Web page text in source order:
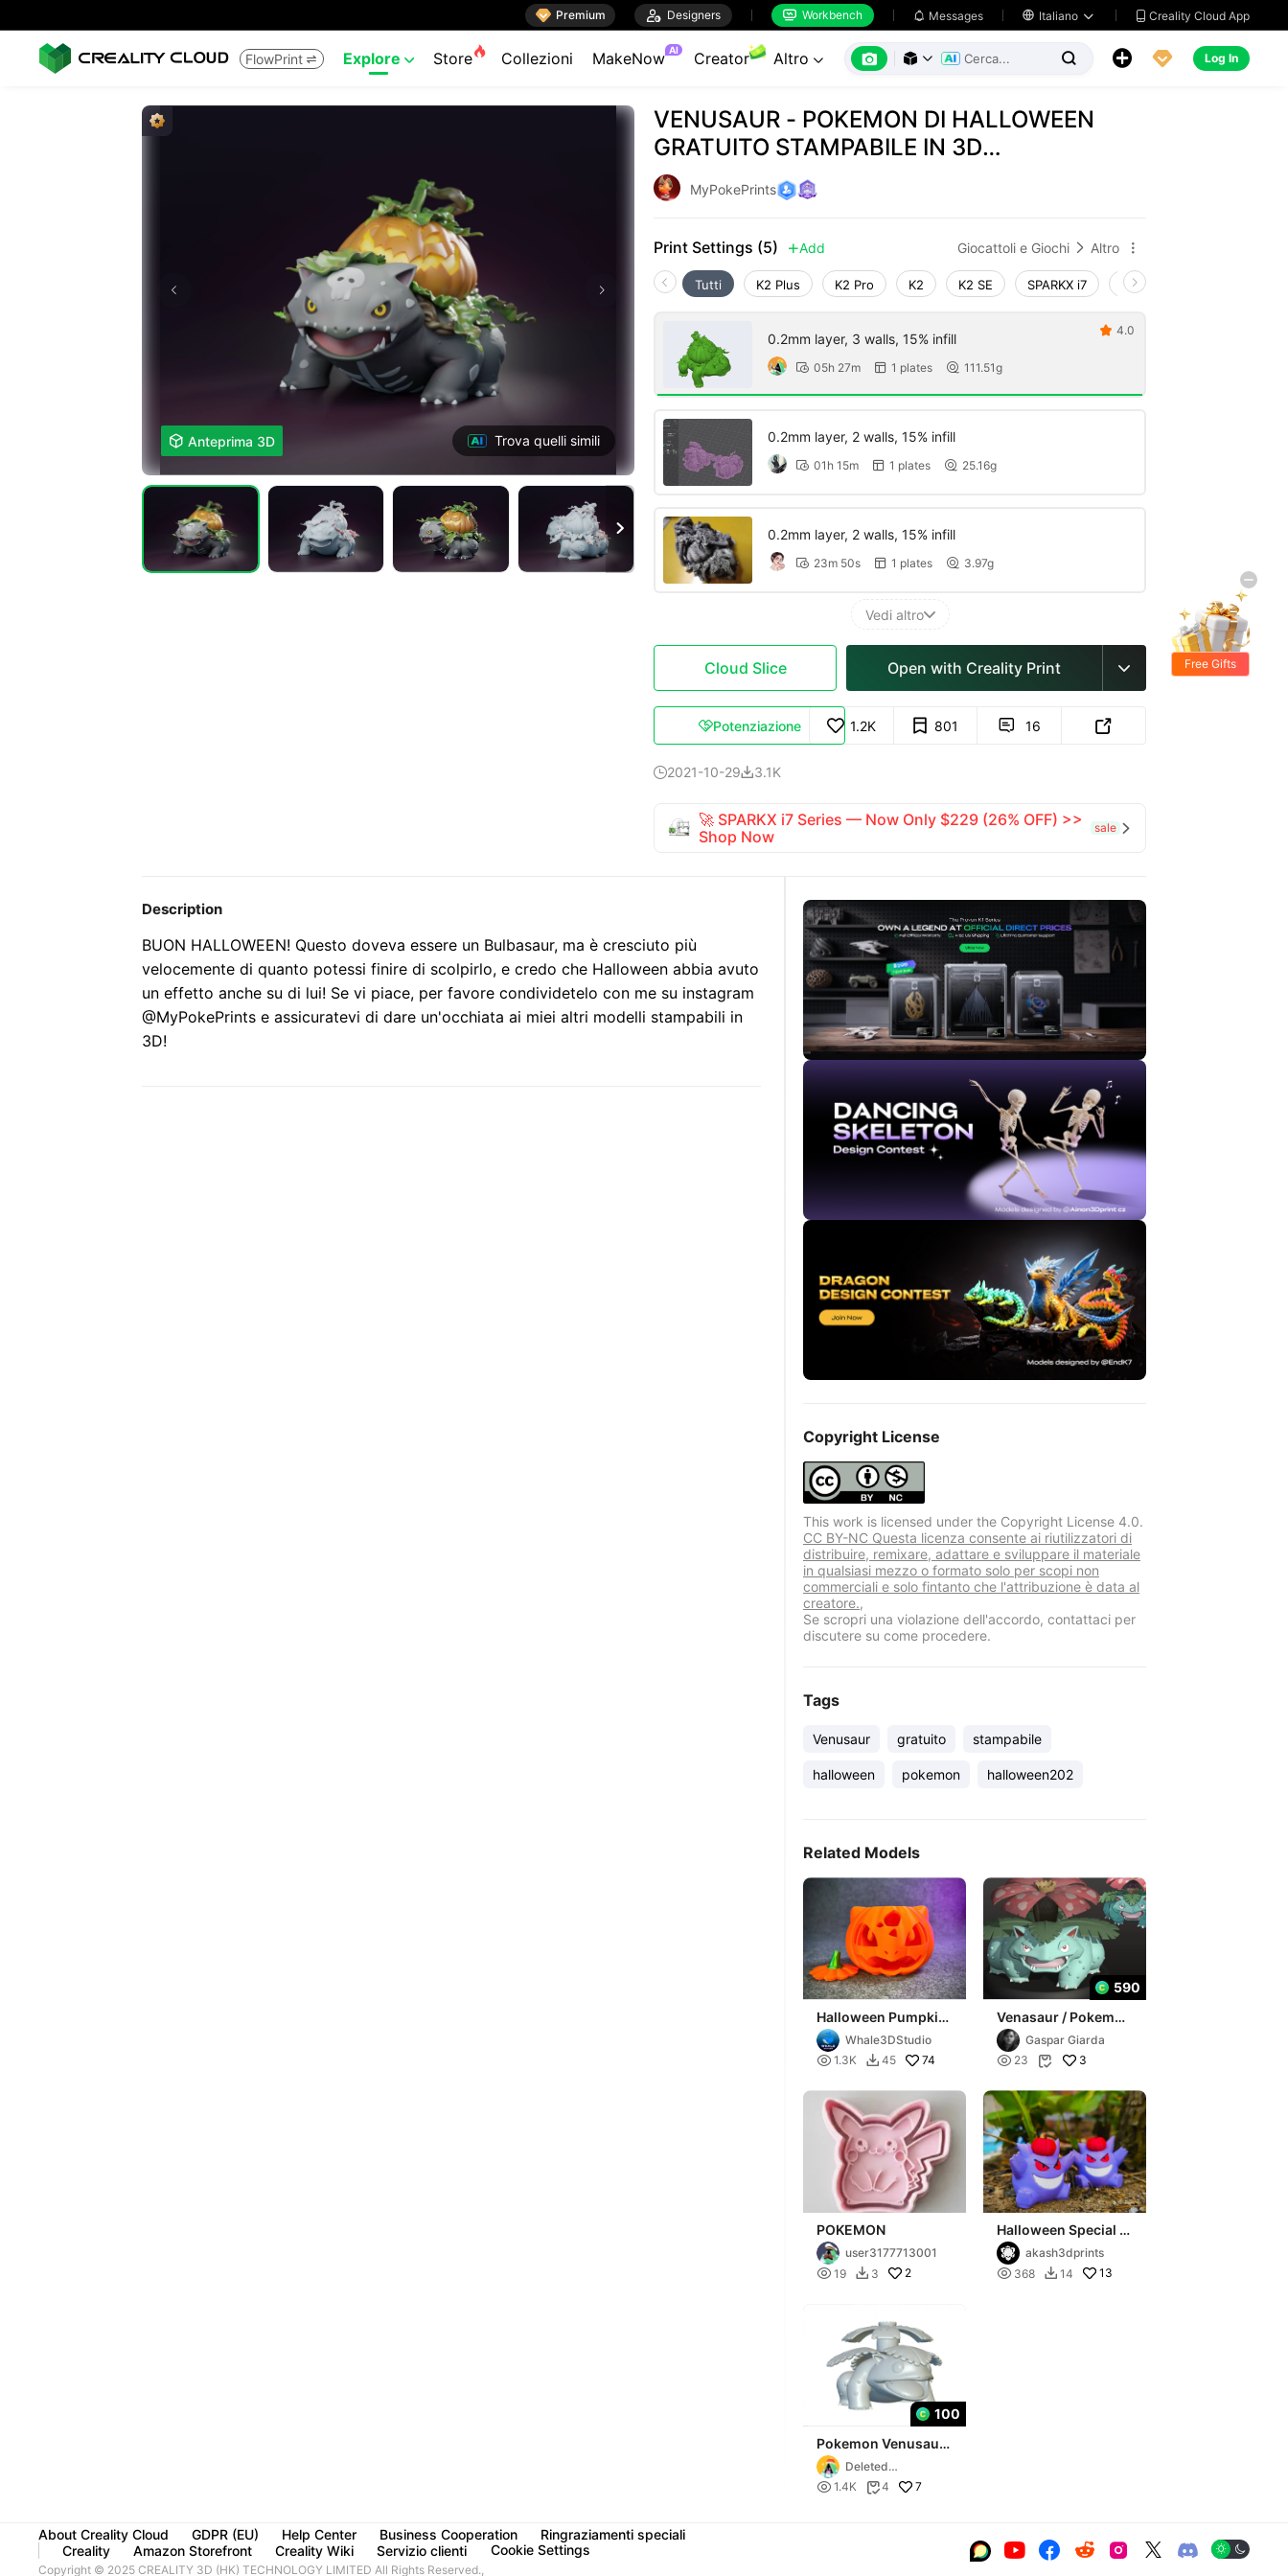
 Premium  Designers  Workbench  Messages  Italiano   Creality Cloud App
FlowPrint  Explore  Store Collezioni MakeNow AI Creator Altro        Log In
 Anteprima 3D Trova quelli simili

VENUSAUR - POKEMON DI HALLOWEEN
GRATUITO STAMPABILE IN 3D
#halloween202
MyPokePrints
Print Settings (5) Add Giocattoli e Giochi  Altro 
Tutti K2 Plus K2 Pro K2 K2 SE SPARKX i7 Creality Hi
0.2mm layer, 3 walls, 15% infill
 05h 27m  1 plates  111.51g
 4.0
0.2mm layer, 2 walls, 15% infill
 01h 15m  1 plates  25.16g
0.2mm layer, 2 walls, 15% infill
 23m 50s  1 plates  3.97g
Vedi altro
Cloud Slice Open with Creality Print 
Potenziazione 1.2K 801  16 
2021-10-293.1K
🚀 SPARKX i7 Series — Now Only $229 (26% OFF) >>
Shop Now
sale 
Description
BUON HALLOWEEN! Questo doveva essere un Bulbasaur, ma è cresciuto più
velocemente di quanto potessi finire di scolpirlo, e credo che Halloween abbia avuto
un effetto anche su di lui! Se vi piace, per favore condividetelo con me su instagram
@MyPokePrints e assicuratevi di dare un'occhiata ai miei altri modelli stampabili in
3D!
Copyright License
This work is licensed under the Copyright License 4.0.
CC BY-NC Questa licenza consente ai riutilizzatori di
distribuire, remixare, adattare e sviluppare il materiale
in qualsiasi mezzo o formato solo per scopi non
commerciali e solo fintanto che l'attribuzione è data al
creatore.,
Se scropri una violazione dell'accordo, contattaci per
discutere su come procedere.
Tags
Venusaur gratuito stampabile
halloween pokemon halloween202
Related Models
Halloween Pumpkin
Bulbasaur - STL &
3mf Multicolor
Whale3DStudio
 1.3K  45 74
590
Venasaur / Pokemon
Fan ARTGaspar Giarda
 23  3
POKEMON
user3177713001
 19  3 2
Halloween Special -
Gengar 03
akash3dprints
 368  14 13
100
Pokemon Venusaur
- Ready for 3D
Printing!
Deleted
Account9345339
 1.4K 4 7
About Creality Cloud GDPR (EU) Help Center Business Cooperation
Ringraziamenti speciali
Creality
Amazon Storefront Creality Wiki Servizio clienti Cookie Settings
Copyright © 2025 CREALITY 3D (HK) TECHNOLOGY LIMITED All Rights Reserved.,
     
Free Gifts